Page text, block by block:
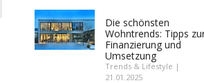
Die schönsten
Wohntrends: Tipps
Finanzierung und
Umsetzung
Trends & Lifestyle |
21.01.2025